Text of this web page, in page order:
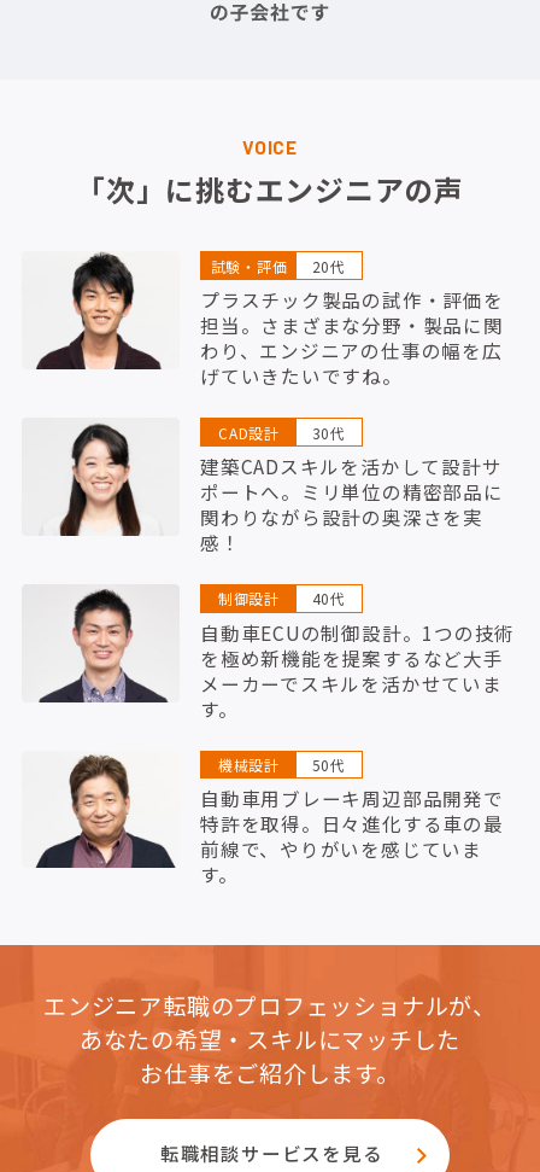
VOICE
「次」に挑むエンジニアの声
試験・評価 20代
プラスチック製品の試作・評価を
担当。さまざまな分野・製品に関
わり、エンジニアの仕事の幅を広
げていきたいですね。
CAD設計 30代
建築CADスキルを活かして設計サ
ポートへ。ミリ単位の精密部品に
関わりながら設計の奥深さを実
感！
制御設計 40代
自動車ECUの制御設計。1つの技術
を極め新機能を提案するなど大手
メーカーでスキルを活かせていま
す。
機械設計 50代
自動車用ブレーキ周辺部品開発で
特許を取得。日々進化する車の最
前線で、やりがいを感じていま
す。
エンジニア転職のプロフェッショナルが、
あなたの希望・スキルにマッチした
お仕事をご紹介します。
転職相談サービスを見る